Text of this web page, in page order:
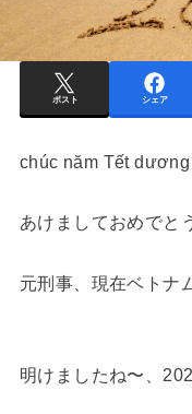
ポスト シェア
chúc năm Tết
あけましておめでと
元刑事、現在ベトナ
明けましたね〜、